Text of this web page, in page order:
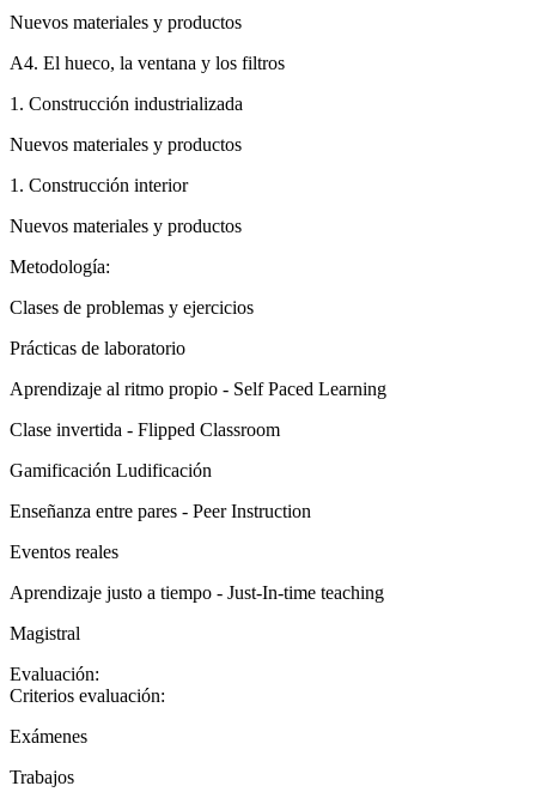
Nuevos materiales y productos
A4. El hueco, la ventana y los filtros
1. Construcción industrializada
Nuevos materiales y productos
1. Construcción interior
Nuevos materiales y productos
Metodología:
Clases de problemas y ejercicios
Prácticas de laboratorio
Aprendizaje al ritmo propio - Self Paced Learning
Clase invertida - Flipped Classroom
Gamificación Ludificación
Enseñanza entre pares - Peer Instruction
Eventos reales
Aprendizaje justo a tiempo - Just-In-time teaching
Magistral
Evaluación:
Criterios evaluación:
Exámenes
Trabajos